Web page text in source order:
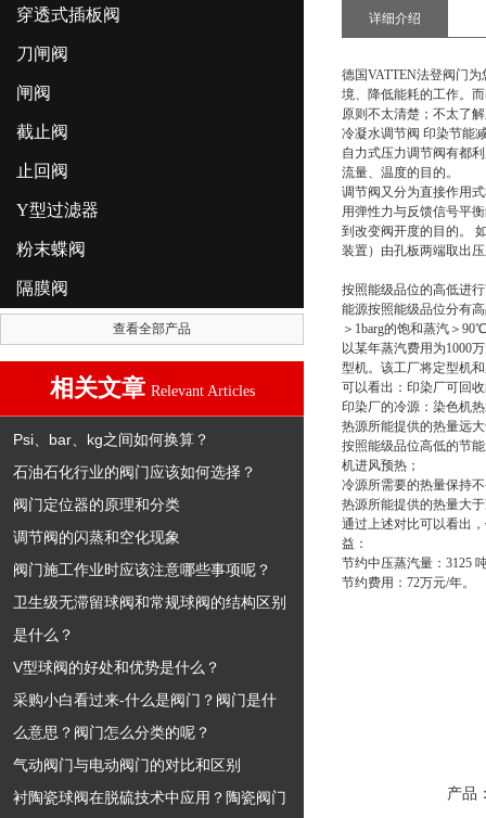
穿透式插板阀
刀闸阀
闸阀
截止阀
止回阀
Y型过滤器
粉末蝶阀
隔膜阀
查看全部产品
相关文章 Relevant Articles
Psi、bar、kg之间如何换算？
石油石化行业的阀门应该如何选择？
阀门定位器的原理和分类
调节阀的闪蒸和空化现象
阀门施工作业时应该注意哪些事项呢？
卫生级无滞留球阀和常规球阀的结构区别
是什么？
V型球阀的好处和优势是什么？
采购小白看过来-什么是阀门？阀门是什
么意思？阀门怎么分类的呢？
气动阀门与电动阀门的对比和区别
衬陶瓷球阀在脱硫技术中应用？陶瓷阀门
详细介绍
德国VATTEN法登阀门
境、降低能耗的工作。
原则不太清楚；不太了
冷凝水调节阀 印染节能
自力式压力调节阀有都
流量、温度的目的。
调节阀又分为直接作用
用弹性力与反馈信号平
到改变阀开度的目的。
装置）由孔板两端取出
按照能级品位的高低进
能源按照能级品位分有
＞1barg的饱和蒸汽＞
以某年蒸汽费用为1000
型机。该工厂将定型机
可以看出：印染厂可回
印染厂的冷源：染色机
热源所能提供的热量远
按照能级品位高低的节
机进风预热；
冷源所需要的热量保持
热源所能提供的热量大
通过上述对比可以看出
益：
节约中压蒸汽量：3125
节约费用：72万元/年。
产品